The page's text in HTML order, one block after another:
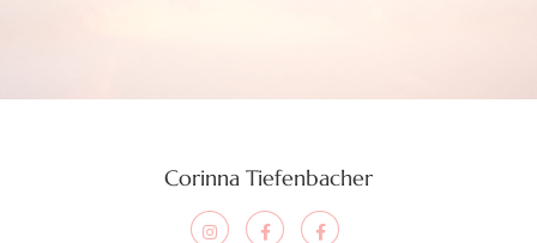
Corinna Tiefenbacher